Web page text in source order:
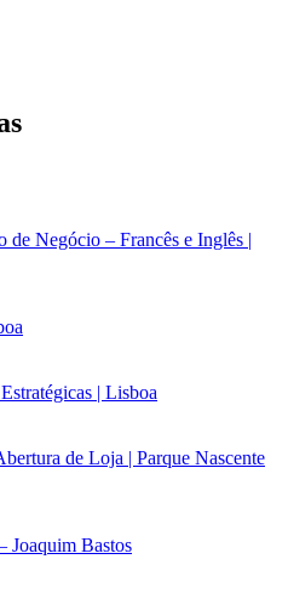
de Negócio – Francês e Inglês |
| Lisboa
de Loja | Parque Nascente
Joaquim Bastos